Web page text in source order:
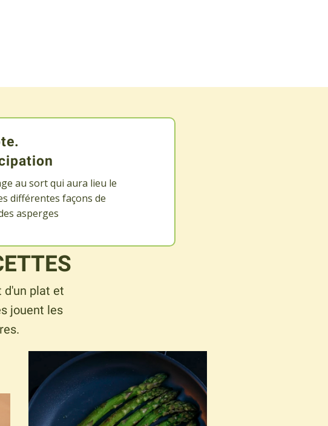
au sort qui aura lieu le
différentes façons de
asperges
d'un plat et
jouent les